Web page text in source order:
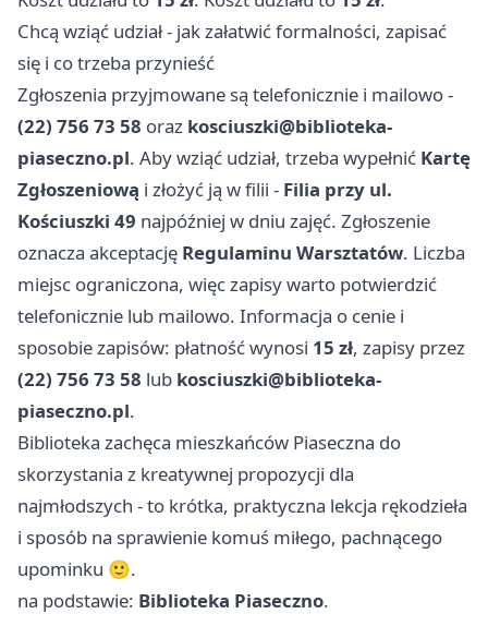
Chcą wziąć udział - jak załatwić formalności, zapisać
się i co trzeba przynieść
Zgłoszenia przyjmowane są telefonicznie i mailowo -
(22) 756 73 58 oraz kosciuszki@biblioteka-
piaseczno.pl. Aby wziąć udział, trzeba wypełnić Kartę
Zgłoszeniową i złożyć ją w filii - Filia przy ul.
Kościuszki 49 najpóźniej w dniu zajęć. Zgłoszenie
oznacza akceptację Regulaminu Warsztatów. Liczba
miejsc ograniczona, więc zapisy warto potwierdzić
telefonicznie lub mailowo. Informacja o cenie i
sposobie zapisów: płatność wynosi 15 zł, zapisy przez
(22) 756 73 58 lub kosciuszki@biblioteka-
piaseczno.pl.
Biblioteka zachęca mieszkańców Piaseczna do
skorzystania z kreatywnej propozycji dla
najmłodszych - to krótka, praktyczna lekcja rękodzieła
i sposób na sprawienie komuś miłego, pachnącego
upominku 🙂.
na podstawie: Biblioteka Piaseczno.